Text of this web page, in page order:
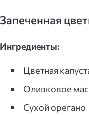
Запеченная
Ингредиенты:
Цветная
Оливковое
Сухой орегано